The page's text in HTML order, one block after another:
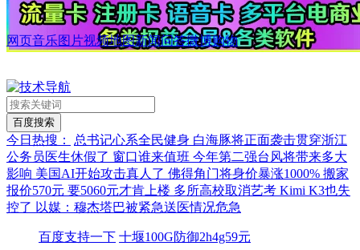
网页音乐图片视频地图新闻问答微博购物
今日热搜： 总书记心系全民健身 白海豚将正面袭击贯穿浙江
公务员医生休假了 窗口谁来值班 今年第二强台风将带来多大
影响 美国AI开始攻击真人了 佛得角门将身价暴涨1000% 搬家
报价570元 要5060元才肯上楼 多所高校取消艺考 Kimi K3也失
控了 以媒：穆杰塔巴被紧急送医情况危急
百度支持一下 十堰100G防御2h4g59元